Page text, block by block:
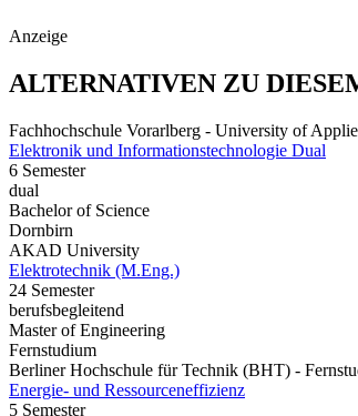
Anzeige
ALTERNATIVEN ZU
Fachhochschule Vorarlberg - University of
Elektronik und Informationstechnologie Dual
6 Semester
dual
Bachelor of Science
Dornbirn
AKAD University
Elektrotechnik (M.Eng.)
24 Semester
berufsbegleitend
Master of Engineering
Fernstudium
Berliner Hochschule für Technik (BHT) -
Energie- und Ressourceneffizienz
5 Semester